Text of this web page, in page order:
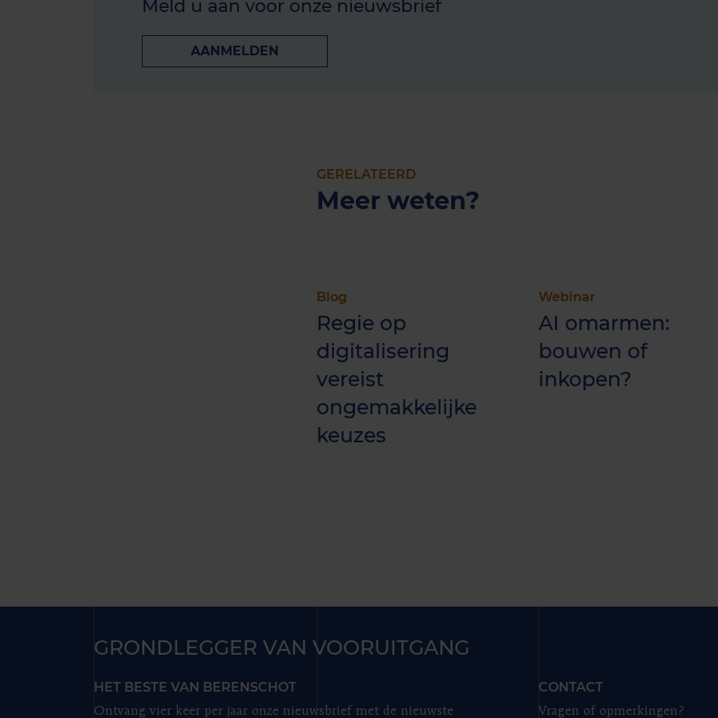
Meld u aan voor onze nieuwsbrief
AANMELDEN
GERELATEERD
Meer weten?
Blog
Regie op
digitalisering
vereist
ongemakkelijke
keuzes
Webinar
AI omarmen:
bouwen of
inkopen?
GRONDLEGGER VAN VOORUITGANG
HET BESTE VAN BERENSCHOT
Ontvang vier keer per jaar onze nieuwsbrief met de nieuwste
CONTACT
Vragen of opmerkingen?